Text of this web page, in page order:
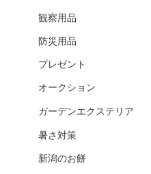
観察用品
防災用品
プレゼント
オークション
ガーデンエクステリア
暑さ対策
新潟のお餅